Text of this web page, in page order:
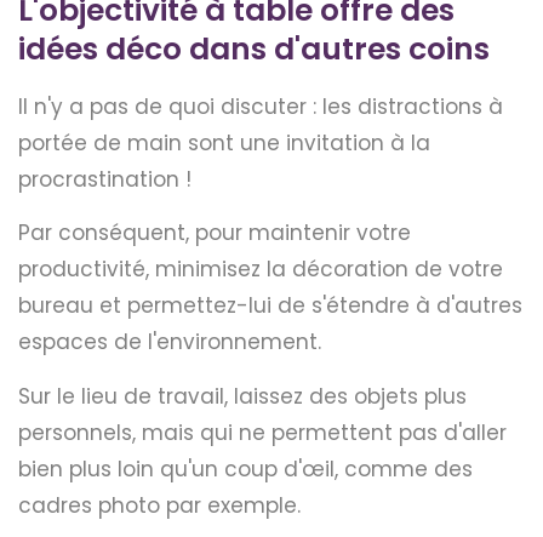
L'objectivité à table offre des
idées déco dans d'autres coins
Il n'y a pas de quoi discuter : les distractions à
portée de main sont une invitation à la
procrastination !
Par conséquent, pour maintenir votre
productivité, minimisez la décoration de votre
bureau et permettez-lui de s'étendre à d'autres
espaces de l'environnement.
Sur le lieu de travail, laissez des objets plus
personnels, mais qui ne permettent pas d'aller
bien plus loin qu'un coup d'œil, comme des
cadres photo par exemple.